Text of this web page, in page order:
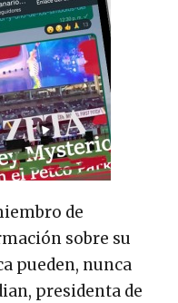
de
sobre su
pueden, nunca
presidenta de